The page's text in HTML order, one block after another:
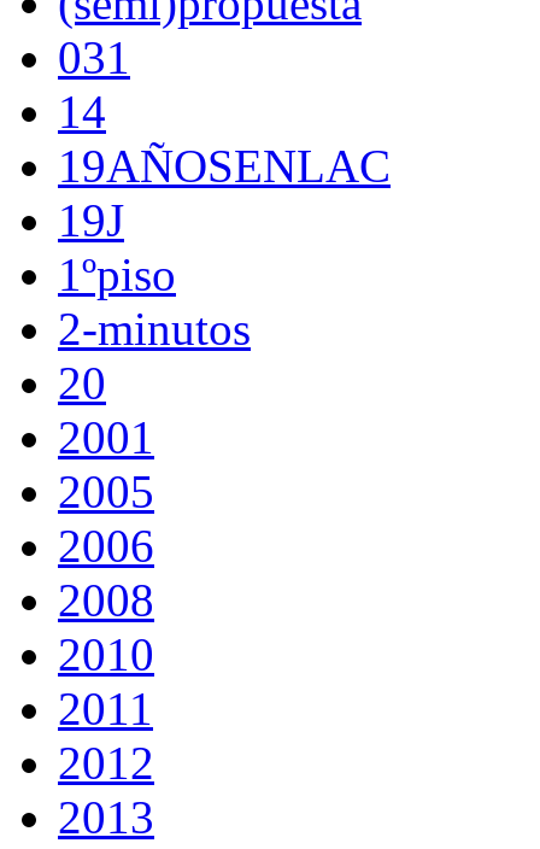
031
14
19AÑOSENLAC
19J
1ºpiso
2-minutos
20
2001
2005
2006
2008
2010
2011
2012
2013